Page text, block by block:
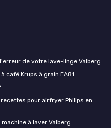
de votre lave-linge Valberg
café Krups à grain EA81
pour airfryer Philips en
à laver Valberg